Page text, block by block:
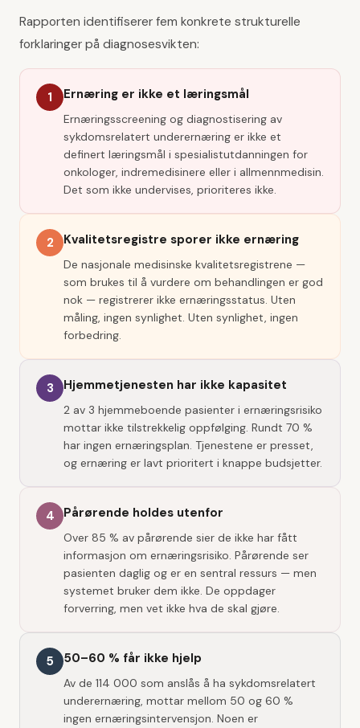
Rapporten identifiserer fem konkrete strukturelle
forklaringer på diagnosesvikten:
1 Ernæring er ikke et læringsmål
Ernæringsscreening og diagnostisering av
sykdomsrelatert underernæring er ikke et
definert læringsmål i spesialistutdanningen for
onkologer, indremedisinere eller i allmennmedisin.
Det som ikke undervises, prioriteres ikke.
2 Kvalitetsregistre sporer ikke ernæring
De nasjonale medisinske kvalitetsregistrene —
som brukes til å vurdere om behandlingen er god
nok — registrerer ikke ernæringsstatus. Uten
måling, ingen synlighet. Uten synlighet, ingen
forbedring.
3 Hjemmetjenesten har ikke kapasitet
2 av 3 hjemmeboende pasienter i ernæringsrisiko
mottar ikke tilstrekkelig oppfølging. Rundt 70 %
har ingen ernæringsplan. Tjenestene er presset,
og ernæring er lavt prioritert i knappe budsjetter.
4 Pårørende holdes utenfor
Over 85 % av pårørende sier de ikke har fått
informasjon om ernæringsrisiko. Pårørende ser
pasienten daglig og er en sentral ressurs — men
systemet bruker dem ikke. De oppdager
forverring, men vet ikke hva de skal gjøre.
5 50–60 % får ikke hjelp
Av de 114 000 som anslås å ha sykdomsrelatert
underernæring, mottar mellom 50 og 60 %
ingen ernæringsintervensjon. Noen er